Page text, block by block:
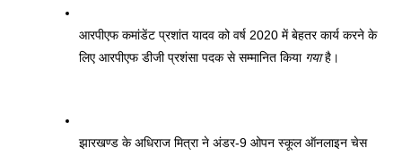
आरपीएफ कमांडेंट प्रशांत यादव को वर्ष 2020 में बेहतर कार्य करने के
लिए आरपीएफ डीजी प्रशंसा पदक से सम्मानित किया गया है।
झारखण्ड के अधिराज मित्रा ने अंडर-9 ओपन स्कूल ऑनलाइन चेस